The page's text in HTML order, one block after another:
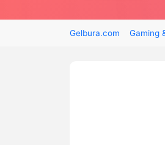
Gelbura.com Gaming